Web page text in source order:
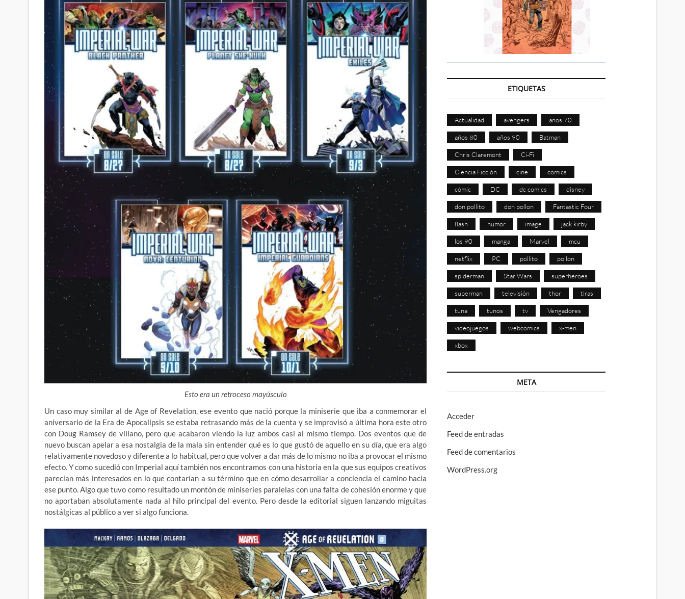
Esto era un retroceso mayúsculo
Un caso muy similar al de Age of Revelation, ese evento que nació porque la miniserie que iba a conmemorar el
aniversario de la Era de Apocalipsis se estaba retrasando más de la cuenta y se improvisó a última hora este otro
con Doug Ramsey de villano, pero que acabaron viendo la luz ambos casi al mismo tiempo. Dos eventos que de
nuevo buscan apelar a esa nostalgia de la mala sin entender qué es lo que gustó de aquello en su día, que era algo
relativamente novedoso y diferente a lo habitual, pero que volver a dar más de lo mismo no iba a provocar el mismo
efecto. Y como sucedió con Imperial aquí también nos encontramos con una historia en la que sus equipos creativos
parecían más interesados en lo que contarían a su término que en cómo desarrollar a conciencia el camino hacia
ese punto. Algo que tuvo como resultado un montón de miniseries paralelas con una falta de cohesión enorme y que
no aportaban absolutamente nada al hilo principal del evento. Pero desde la editorial siguen lanzando miguitas
nostálgicas al público a ver si algo funciona.
ETIQUETAS
Actualidad avengers años 70
años 80 años 90 Batman
Chris Claremont Ci-Fi
Ciencia Ficción cine comics
cómic DC dc comics disney
don pollito don pollon Fantastic Four
flash humor image jack kirby
los 90 manga Marvel mcu
netflix PC pollito pollon
spiderman Star Wars superhéroes
superman televisión thor tiras
tuna tunos tv Vengadores
videojuegos webcomics x-men
xbox
META
Acceder
Feed de entradas
Feed de comentarios
WordPress.org